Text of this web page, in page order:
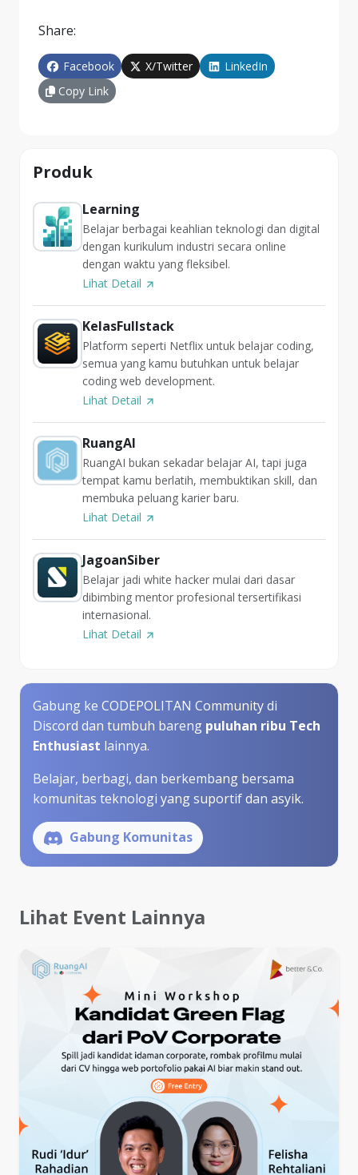
Share:
Facebook X/Twitter
LinkedIn
Copy Link
Produk
Learning
Belajar berbagai keahlian teknologi dan digital
dengan kurikulum industri secara online
dengan waktu yang fleksibel.
Lihat Detail
KelasFullstack
Platform seperti Netflix untuk belajar coding,
semua yang kamu butuhkan untuk belajar
coding web development.
Lihat Detail
RuangAI
RuangAI bukan sekadar belajar AI, tapi juga
tempat kamu berlatih, membuktikan skill, dan
membuka peluang karier baru.
Lihat Detail
JagoanSiber
Belajar jadi white hacker mulai dari dasar
dibimbing mentor profesional tersertifikasi
internasional.
Lihat Detail
Gabung ke CODEPOLITAN Community di
Discord dan tumbuh bareng puluhan ribu Tech
Enthusiast lainnya.
Belajar, berbagi, dan berkembang bersama
komunitas teknologi yang suportif dan asyik.
Gabung Komunitas
Lihat Event Lainnya